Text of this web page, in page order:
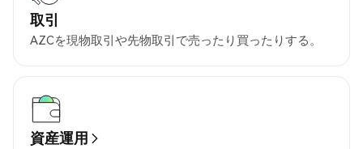
取引
AZCを現物取引や先物取引で売ったり買ったりする。
資産運用